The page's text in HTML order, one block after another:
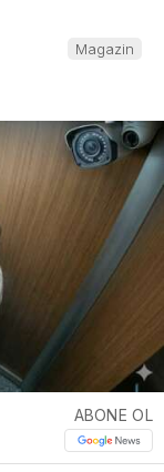
Magazin
ABONE OL